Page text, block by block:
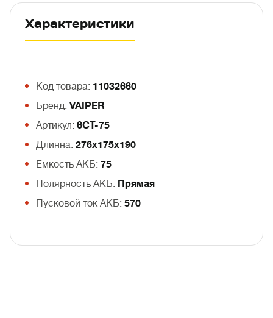
Характеристики
Код товара: 11032660
Бренд: VAIPER
Артикул: 6СТ-75
Длинна: 276х175х190
Емкость АКБ: 75
Полярность АКБ: Прямая
Пусковой ток АКБ: 570